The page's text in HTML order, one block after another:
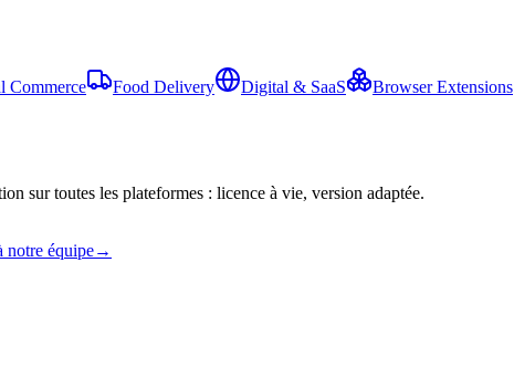
Commerce Food Delivery Digital & SaaS Browser Extensions
sur toutes les plateformes : licence à vie, version adaptée.
notre équipe→